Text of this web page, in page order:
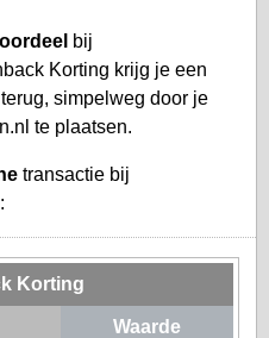
bij
Korting krijg je een
simpelweg door je
te plaatsen.
transactie bij
Korting
Waarde